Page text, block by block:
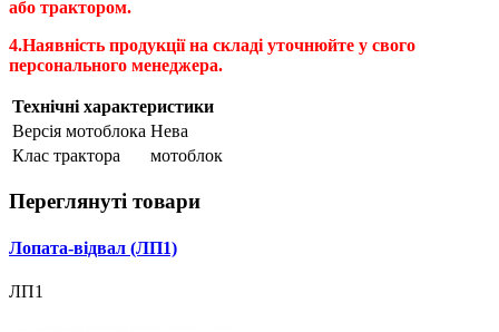
або трактором.
4.Наявність продукції на складі уточнюйте у свого
персонального менеджера.
Технічні характеристики
Версія мотоблока Нева
Клас трактора
мотоблок
Переглянуті товари
Лопата-відвал (ЛП1)
ЛП1